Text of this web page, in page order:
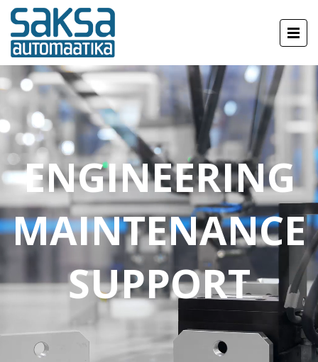
ENGINEERING
MAINTENANCE
SUPPORT